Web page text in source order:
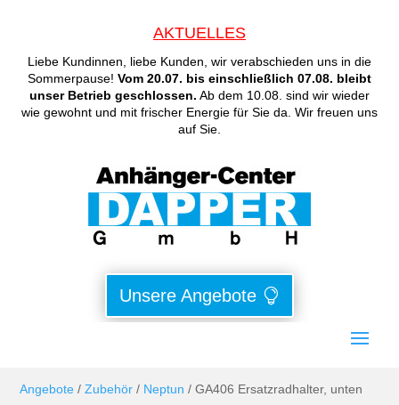
AKTUELLES
Liebe Kundinnen, liebe Kunden, wir verabschieden uns in die
Sommerpause! Vom 20.07. bis einschließlich 07.08. bleibt
unser Betrieb geschlossen. Ab dem 10.08. sind wir wieder
wie gewohnt und mit frischer Energie für Sie da. Wir freuen uns
auf Sie.
Unsere Angebote
Angebote /Zubehör / Neptun / GA406 Ersatzradhalter, unten